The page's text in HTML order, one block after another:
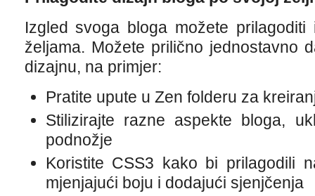
Izgled svoga bloga možete
željama. Možete prilično jednostavno
dizajnu, na primjer:
Pratite upute u Zen folderu za
Stilizirajte razne aspekte bloga,
podnožje
Koristite CSS3 kako bi prilagodili
mjenjajući boju i dodajući sjenjčenja